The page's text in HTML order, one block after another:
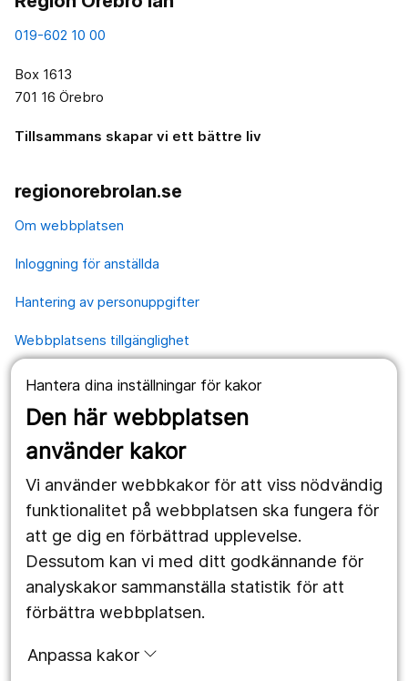
Hantera dina inställningar för kakor
Den här webbplatsen
använder kakor
Vi använder webbkakor för att viss nödvändig
funktionalitet på webbplatsen ska fungera för
att ge dig en förbättrad upplevelse.
Dessutom kan vi med ditt godkännande för
analyskakor sammanställa statistik för att
förbättra webbplatsen.
Anpassa kakor
019-602 10 00
Box 1613
701 16 Örebro
Tillsammans skapar vi ett bättre liv
regionorebrolan.se
Om webbplatsen
Inloggning för anställda
Hantering av personuppgifter
Webbplatsens tillgänglighet
Våra webbplatser
1177.se
Region Örebro län
Följ oss
Facebook